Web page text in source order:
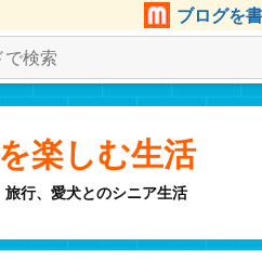
ブログを
楽しむ生活
行、愛犬とのシニア生活